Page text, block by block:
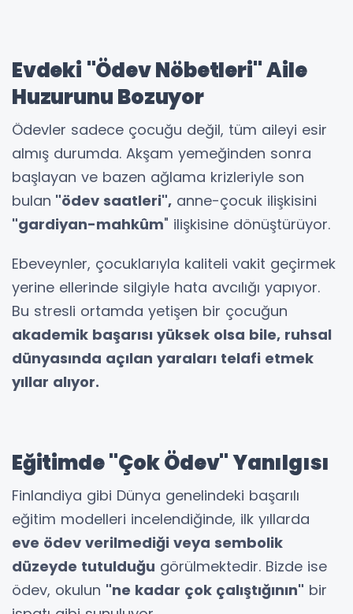
Evdeki "Ödev Nöbetleri" Aile
Huzurunu Bozuyor
Ödevler sadece çocuğu değil, tüm aileyi esir
almış durumda. Akşam yemeğinden sonra
başlayan ve bazen ağlama krizleriyle son
bulan "ödev saatleri", anne-çocuk ilişkisini
"gardiyan-mahkûm" ilişkisine dönüştürüyor.
Ebeveynler, çocuklarıyla kaliteli vakit geçirmek
yerine ellerinde silgiyle hata avcılığı yapıyor.
Bu stresli ortamda yetişen bir çocuğun
akademik başarısı yüksek olsa bile, ruhsal
dünyasında açılan yaraları telafi etmek
yıllar alıyor.
Eğitimde "Çok Ödev" Yanılgısı
Finlandiya gibi Dünya genelindeki başarılı
eğitim modelleri incelendiğinde, ilk yıllarda
eve ödev verilmediği veya sembolik
düzeyde tutulduğu görülmektedir. Bizde ise
ödev, okulun "ne kadar çok çalıştığının" bir